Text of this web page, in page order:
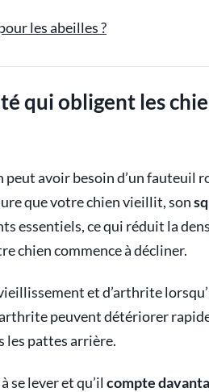
les abeilles ?
qui obligent les
avoir besoin d’un fauteuil
que votre chien vieillit, son
essentiels, ce qui réduit la
chien commence à décliner.
et d’arthrite
peuvent détériorer
les pattes arrière.
se lever et qu’il compte